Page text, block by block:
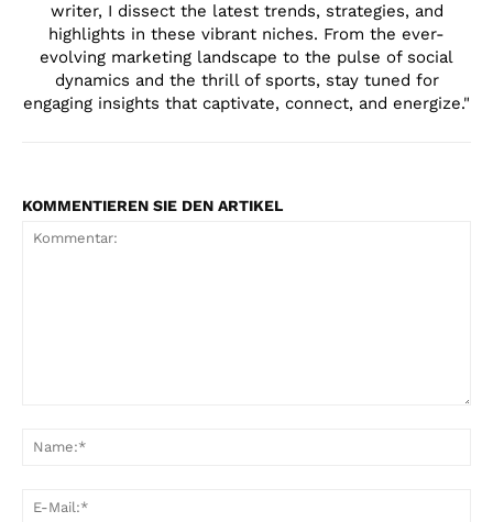
writer, I dissect the latest trends, strategies, and
highlights in these vibrant niches. From the ever-
evolving marketing landscape to the pulse of social
dynamics and the thrill of sports, stay tuned for
engaging insights that captivate, connect, and energize."
KOMMENTIEREN SIE DEN ARTIKEL